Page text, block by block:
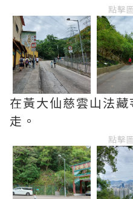
點擊
在黃大仙慈雲山法
走。
點擊